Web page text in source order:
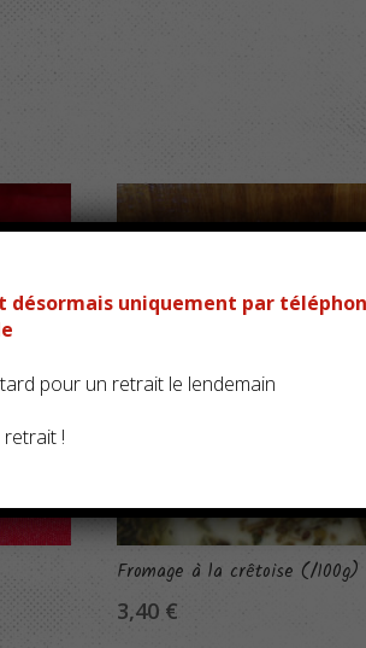
Fromage à la crêtoise (/100g)
3,40 €
désormais uniquement par
pour un retrait le lendemain
retrait !